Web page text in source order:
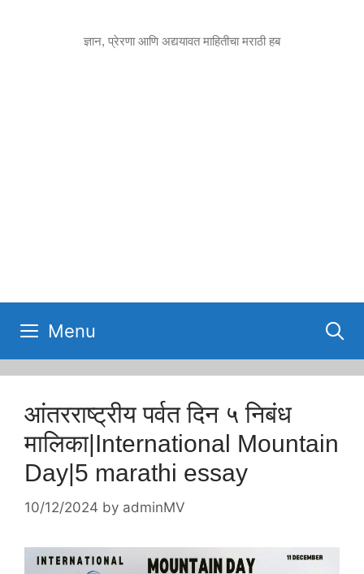
ज्ञान, प्रेरणा आणि अद्ययावत माहितीचा मराठी हब
Menu
आंतरराष्ट्रीय पर्वत दिन ५ निबंध
मालिका|International Mountain
Day|5 marathi essay
10/12/2024 by adminMV